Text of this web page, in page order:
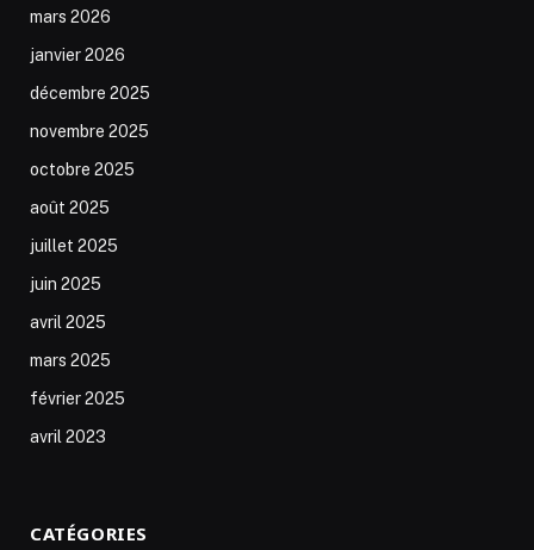
mars 2026
janvier 2026
décembre 2025
novembre 2025
octobre 2025
août 2025
juillet 2025
juin 2025
avril 2025
mars 2025
février 2025
avril 2023
CATÉGORIES